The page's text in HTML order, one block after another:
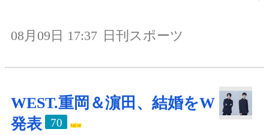
08月09日 17:37 日刊スポーツ
WEST.重岡＆濵田、結婚をW
発表
70